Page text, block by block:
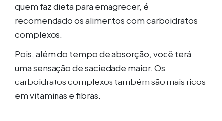
quem faz dieta para emagrecer, é
recomendado os alimentos com carboidratos
complexos.
Pois, além do tempo de absorção, você terá
uma sensação de saciedade maior. Os
carboidratos complexos também são mais ricos
em vitaminas e fibras.